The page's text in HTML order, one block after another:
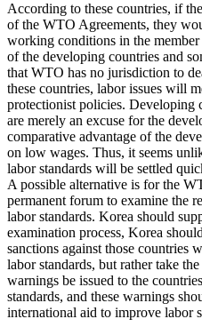
According to these countries, if
of the WTO Agreements, they
working conditions in the
of the developing countries and
that WTO has no jurisdiction to
these countries, labor issues will
protectionist policies. Developing
are merely an excuse for the
comparative advantage of the
on low wages. Thus, it seems
labor standards will be settled
A possible alternative is for the
permanent forum to examine the
labor standards. Korea should
examination process, Korea
sanctions against those countries
labor standards, but rather take
warnings be issued to the
standards, and these warnings
international aid to improve labor